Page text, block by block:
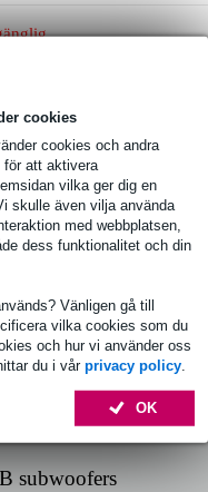
cookies
cookies och andra
för att aktivera
vilka ger dig en
skulle även vilja använda
med webbplatsen,
dess funktionalitet och din
Vänligen gå till
vilka cookies som du
och hur vi använder oss
du i vårprivacy policy
OK
subwoofers